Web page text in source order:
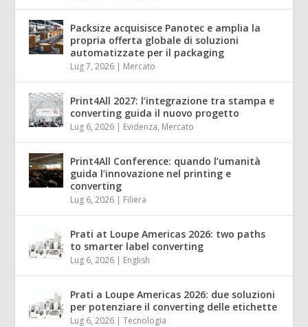
Packsize acquisisce Panotec e amplia la
propria offerta globale di soluzioni
automatizzate per il packaging
Lug 7, 2026 | Mercato
Print4All 2027: l’integrazione tra stampa e
converting guida il nuovo progetto
Lug 6, 2026 | Evidenza, Mercato
Print4All Conference: quando l’umanità
guida l’innovazione nel printing e
converting
Lug 6, 2026 | Filiera
Prati at Loupe Americas 2026: two paths
to smarter label converting
Lug 6, 2026 | English
Prati a Loupe Americas 2026: due soluzioni
per potenziare il converting delle etichette
Lug 6, 2026 |Tecnologia